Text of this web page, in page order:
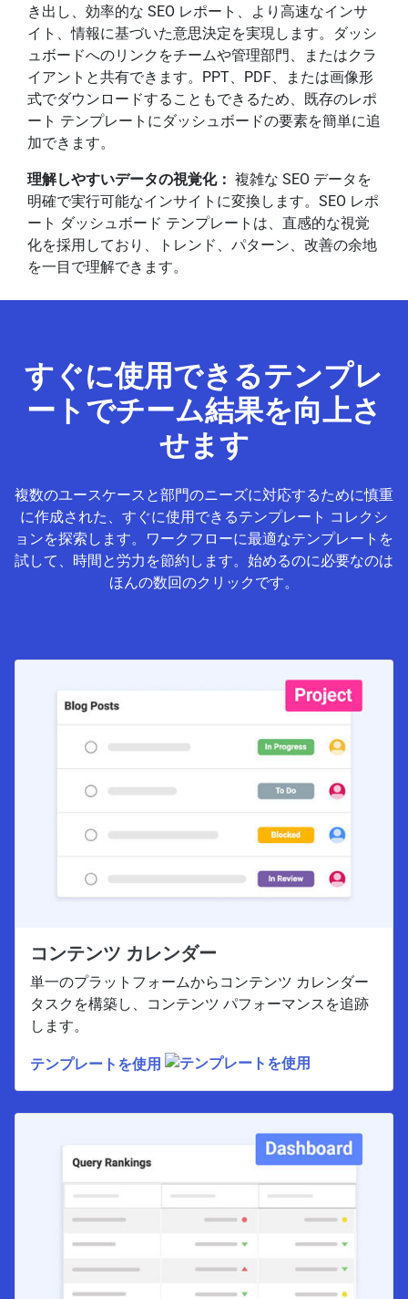
き出し、効率的な SEO レポート、より高速なインサ
イト、情報に基づいた意思決定を実現します。ダッシ
ュボードへのリンクをチームや管理部門、またはクラ
イアントと共有できます。PPT、PDF、または画像形
式でダウンロードすることもできるため、既存のレポ
ート テンプレートにダッシュボードの要素を簡単に追
加できます。
理解しやすいデータの視覚化： 複雑な SEO データを
明確で実行可能なインサイトに変換します。SEO レポ
ート ダッシュボード テンプレートは、直感的な視覚
化を採用しており、トレンド、パターン、改善の余地
を一目で理解できます。
すぐに使用できるテンプレ
ートでチーム結果を向上さ
せます
複数のユースケースと部門のニーズに対応するために慎重
に作成された、すぐに使用できるテンプレート コレクシ
ョンを探索します。ワークフローに最適なテンプレートを
試して、時間と労力を節約します。始めるのに必要なのは
ほんの数回のクリックです。
コンテンツ カレンダー
単一のプラットフォームからコンテンツ カレンダー
タスクを構築し、コンテンツ パフォーマンスを追跡
します。
テンプレートを使用